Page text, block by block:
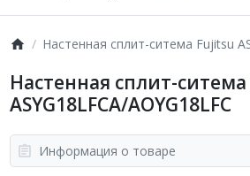
Настенная сплит-ситема Fujitsu
Настенная сплит-
ASYG18LFCA/AOYG18LFC
Информация о товаре